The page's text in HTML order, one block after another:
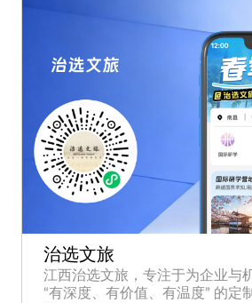
治选文旅
江西治选文旅，专注于为企业与
“有深度、有价值、有温度” 的定